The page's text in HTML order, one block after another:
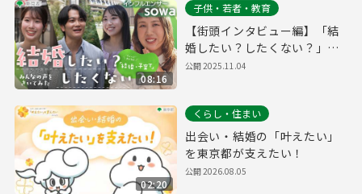
08:16
子供・若者・教育
【街頭インタビュー編】「結
婚したい？したくない？」み
んなの声をきいてみた
公開2025.11.04
02:20
くらし・住まい
出会い・結婚の「叶えたい」
を東京都が支えたい！
公開2026.08.05